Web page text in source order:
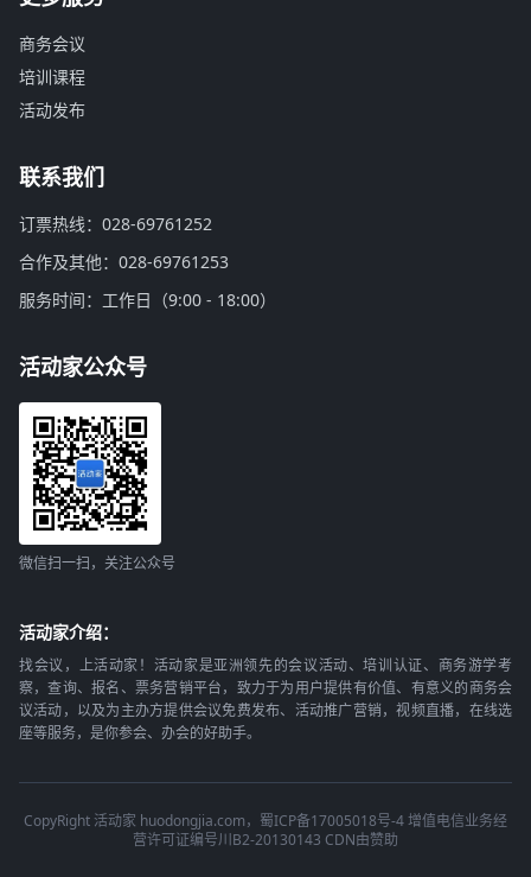
商务会议
培训课程
活动发布
联系我们
订票热线：028-69761252
合作及其他：028-69761253
服务时间：工作日（9:00 - 18:00）
活动家公众号
微信扫一扫，关注公众号
活动家介绍：
找会议，上活动家！活动家是亚洲领先的会议活动、培训认证、商务游学考
察，查询、报名、票务营销平台，致力于为用户提供有价值、有意义的商务会
议活动，以及为主办方提供会议免费发布、活动推广营销，视频直播，在线选
座等服务，是你参会、办会的好助手。
CopyRight 活动家 huodongjia.com，蜀ICP备17005018号-4 增值电信业务经
营许可证编号川B2-20130143 CDN由赞助